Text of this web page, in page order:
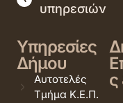
υπηρεσιών
Υπηρεσίες
Δήμου
Αυτοτελές
Τμήμα Κ.Ε.Π.